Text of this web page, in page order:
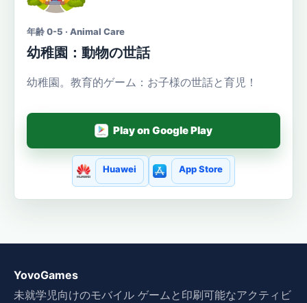
年齢 0-5 · Animal Care
幼稚園：動物の世話
幼稚園。教育的ゲーム：お子様の世話と育児！
Play on Google Play
Huawei App Store
YovoGames
未就学児向けのモバイル ゲームと印刷可能なアクティビ